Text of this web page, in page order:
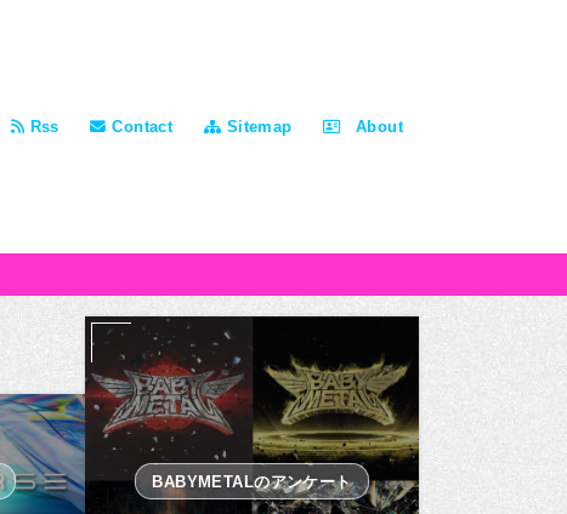
Rss Contact Sitemap About
BABYMETALのアンケート